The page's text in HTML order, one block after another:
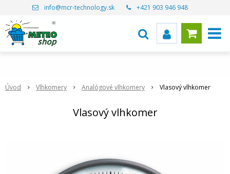
info@mcr-technology.sk +421 903 946 948
Úvod Vlhkomery Analógové vlhkomery Vlasový vlhkomer
Vlasový vlhkomer